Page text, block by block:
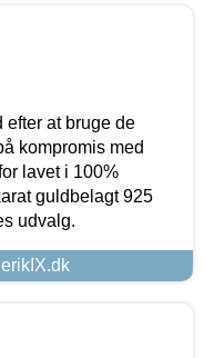
at bruge de
kompromis med
lavet i 100%
guldbelagt 925
udvalg.